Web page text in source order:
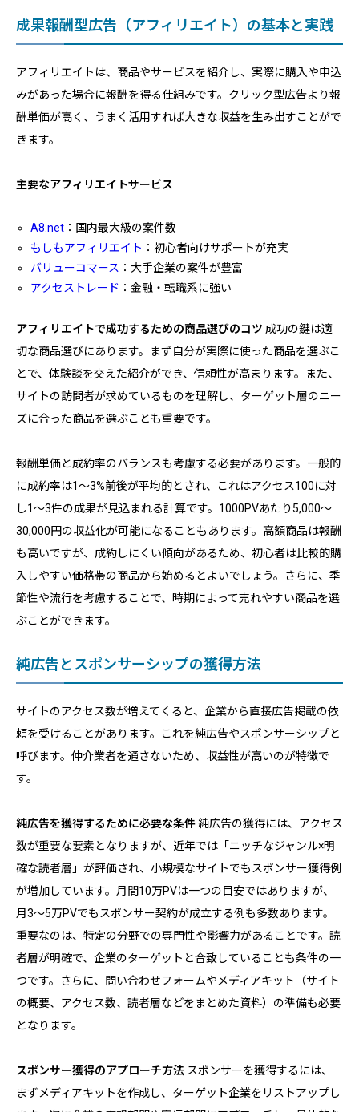
成果報酬型広告（アフィリエイト）の基本と実践
アフィリエイトは、商品やサービスを紹介し、実際に購入や申込
みがあった場合に報酬を得る仕組みです。クリック型広告より報
酬単価が高く、うまく活用すれば大きな収益を生み出すことがで
きます。
主要なアフィリエイトサービス
A8.net ：国内最大級の案件数
もしもアフィリエイト ：初心者向けサポートが充実
バリューコマース ：大手企業の案件が豊富
アクセストレード ：金融・転職系に強い
アフィリエイトで成功するための商品選びのコツ 成功の鍵は適
切な商品選びにあります。まず自分が実際に使った商品を選ぶこ
とで、体験談を交えた紹介ができ、信頼性が高まります。また、
サイトの訪問者が求めているものを理解し、ターゲット層のニー
ズに合った商品を選ぶことも重要です。
報酬単価と成約率のバランスも考慮する必要があります。一般的
に成約率は1〜3%前後が平均的とされ、これはアクセス100に対
し1〜3件の成果が見込まれる計算です。1000PVあたり5,000〜
30,000円の収益化が可能になることもあります。高額商品は報酬
も高いですが、成約しにくい傾向があるため、初心者は比較的購
入しやすい価格帯の商品から始めるとよいでしょう。さらに、季
節性や流行を考慮することで、時期によって売れやすい商品を選
ぶことができます。
純広告とスポンサーシップの獲得方法
サイトのアクセス数が増えてくると、企業から直接広告掲載の依
頼を受けることがあります。これを純広告やスポンサーシップと
呼びます。仲介業者を通さないため、収益性が高いのが特徴で
す。
純広告を獲得するために必要な条件純広告の獲得には、アクセス
数が重要な要素となりますが、近年では「ニッチなジャンル×明
確な読者層」が評価され、小規模なサイトでもスポンサー獲得例
が増加しています。月間10万PVは一つの目安ではありますが、
月3〜5万PVでもスポンサー契約が成立する例も多数あります。
重要なのは、特定の分野での専門性や影響力があることです。読
者層が明確で、企業のターゲットと合致していることも条件の一
つです。さらに、問い合わせフォームやメディアキット（サイト
の概要、アクセス数、読者層などをまとめた資料）の準備も必要
となります。
スポンサー獲得のアプローチ方法 スポンサーを獲得するには、
まずメディアキットを作成し、ターゲット企業をリストアップし